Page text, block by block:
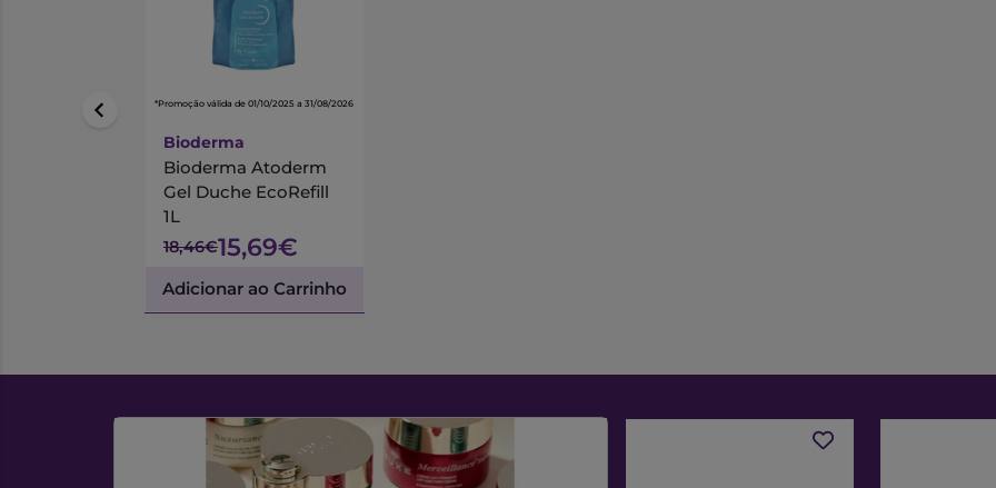
*Promoção válida de 01/10/2025 a 31/08/2026
Bioderma
Bioderma Atoderm
Gel Duche EcoRefill
1L
18,46€15,69€
Adicionar ao Carrinho